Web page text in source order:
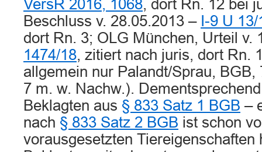
VersR 2016, 1068, dort Rn. 12 bei
Beschluss v. 28.05.2013 – I-9 U 13/
dort Rn. 3; OLG München, Urteil v.
1474/18, zitiert nach juris, dort Rn.
allgemein nur Palandt/Sprau, BGB,
7 m. w. Nachw.).
Beklagten aus § 833 Satz 1 BGB –
nach § 833 Satz 2 BGB ist schon
vorausgesetzten Tiereigenschaften